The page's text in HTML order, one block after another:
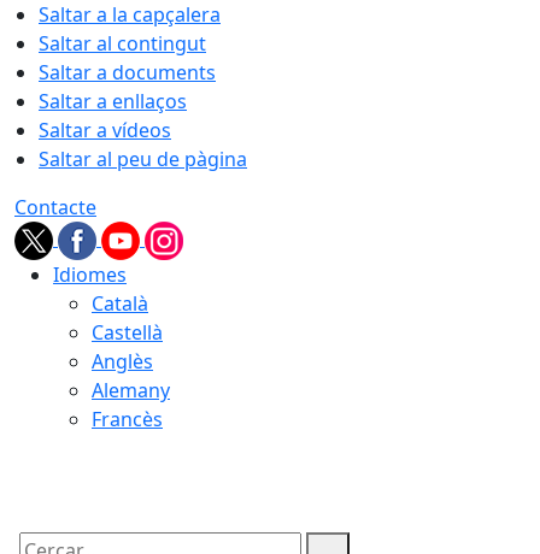
Saltar a la capçalera
Saltar al contingut
Saltar a documents
Saltar a enllaços
Saltar a vídeos
Saltar al peu de pàgina
Contacte
Idiomes
Català
Castellà
Anglès
Alemany
Francès